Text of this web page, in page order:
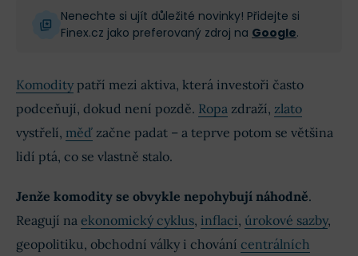
Nenechte si ujít důležité novinky! Přidejte si
Finex.cz jako preferovaný zdroj na Google.
Komodity patří mezi aktiva, která investoři často
podceňují, dokud není pozdě. Ropa zdraží, zlato
vystřelí, měď začne padat – a teprve potom se většina
lidí ptá, co se vlastně stalo.
Jenže komodity se obvykle nepohybují náhodně.
Reagují na ekonomický cyklus, inflaci, úrokové sazby,
geopolitiku, obchodní války i chování centrálních